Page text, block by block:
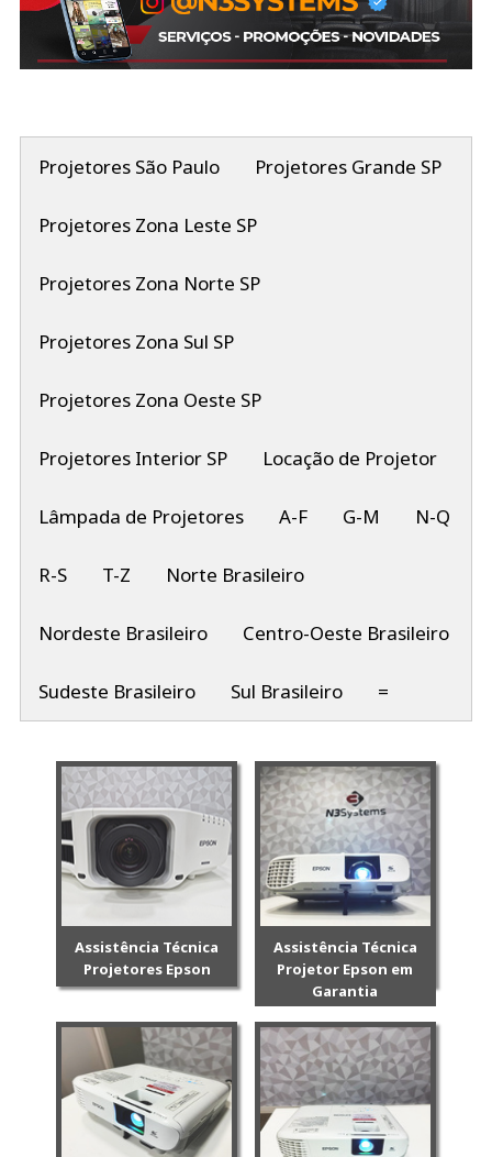
Projetores São Paulo Projetores Grande SP
Projetores Zona Leste SP
Projetores Zona Norte SP
Projetores Zona Sul SP
Projetores Zona Oeste SP
Projetores Interior SP Locação de Projetor
Lâmpada de Projetores A-F G-M N-Q
R-S T-Z Norte Brasileiro
Nordeste Brasileiro Centro-Oeste Brasileiro
Sudeste Brasileiro Sul Brasileiro =
Assistência Técnica
Projetores Epson
Assistência Técnica
Projetor Epson em
Garantia